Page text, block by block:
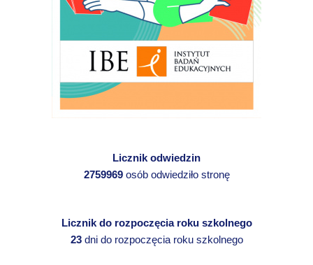
Licznik odwiedzin
2759969osób odwiedziło stronę
Licznik do rozpoczęcia roku szkolnego
23dni do rozpoczęcia roku szkolnego